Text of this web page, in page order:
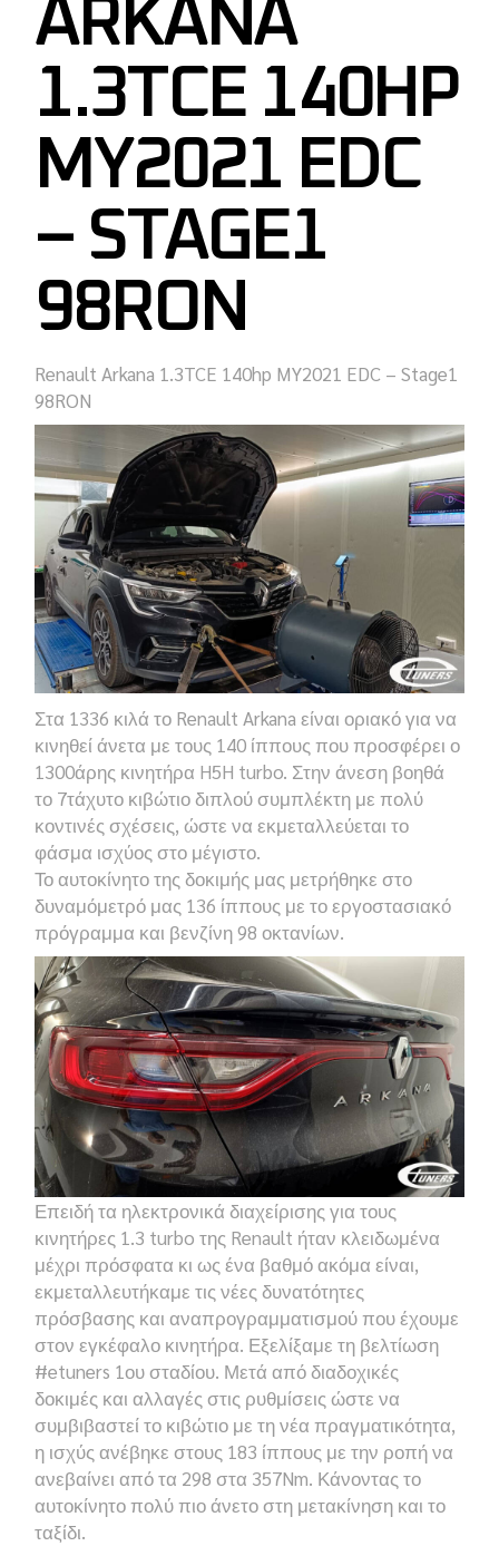
ARKANA
1.3TCE 140HP
MY2021 EDC
– STAGE1
98RON
Renault Arkana 1.3TCE 140hp MY2021 EDC – Stage1
98RON
Στα 1336 κιλά το Renault Arkana είναι οριακό για να
κινηθεί άνετα με τους 140 ίππους που προσφέρει ο
1300άρης κινητήρα H5H turbo. Στην άνεση βοηθά
το 7τάχυτο κιβώτιο διπλού συμπλέκτη με πολύ
κοντινές σχέσεις, ώστε να εκμεταλλεύεται το
φάσμα ισχύος στο μέγιστο.
Το αυτοκίνητο της δοκιμής μας μετρήθηκε στο
δυναμόμετρό μας 136 ίππους με το εργοστασιακό
πρόγραμμα και βενζίνη 98 οκτανίων.
Επειδή τα ηλεκτρονικά διαχείρισης για τους
κινητήρες 1.3 turbo της Renault ήταν κλειδωμένα
μέχρι πρόσφατα κι ως ένα βαθμό ακόμα είναι,
εκμεταλλευτήκαμε τις νέες δυνατότητες
πρόσβασης και αναπρογραμματισμού που έχουμε
στον εγκέφαλο κινητήρα. Εξελίξαμε τη βελτίωση
#etuners 1ου σταδίου. Μετά από διαδοχικές
δοκιμές και αλλαγές στις ρυθμίσεις ώστε να
συμβιβαστεί το κιβώτιο με τη νέα πραγματικότητα,
η ισχύς ανέβηκε στους 183 ίππους με την ροπή να
ανεβαίνει από τα 298 στα 357Nm. Κάνοντας το
αυτοκίνητο πολύ πιο άνετο στη μετακίνηση και το
ταξίδι.